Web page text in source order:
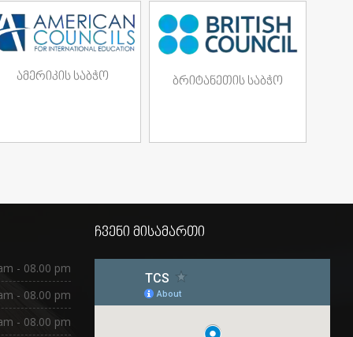
ამერიკის საბჭო ბრიტანეთის საბჭო
- 08.00 pm
- 08.00 pm
- 08.00 pm
ჩვენი მისამართი